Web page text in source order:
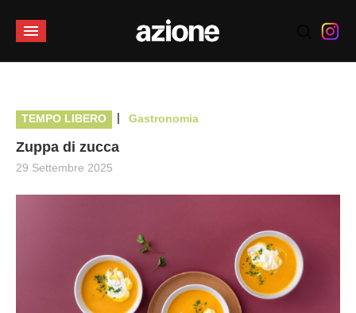
TEMPO LIBERO | Gastronomia
Zuppa di zucca
29 Settembre 2025